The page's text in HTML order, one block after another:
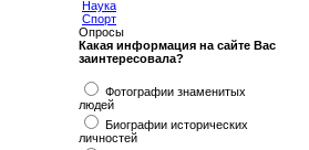
Наука
Спорт
Опросы
Какая информация на сайте Вас
заинтересовала?
Фотографии знаменитых
людей
Биографии исторических
личностей